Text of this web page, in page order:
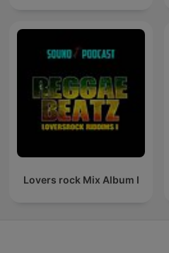
Lovers rock Mix Album I